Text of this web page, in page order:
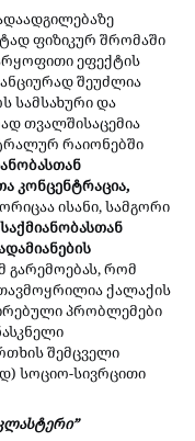
ფიზიკურ შრომაში
ეფექტის
შეუძლია
სამსახური და
თვალშისაცემია
რაიონებში
კონცენტრაცია,
ისანი, სამგორი
გარემოებას, რომ
ქალაქის
პრობლემები
შემცველი
სოციო-სივრცითი